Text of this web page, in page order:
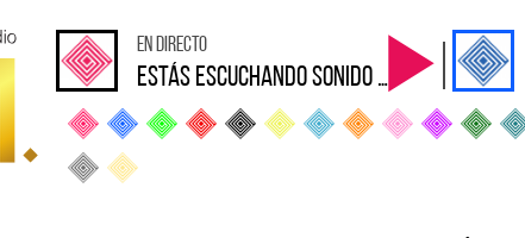
en directo
Estás escuchando sonido Loca